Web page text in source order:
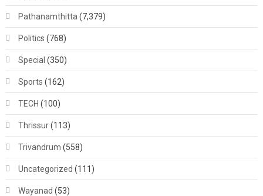
Pathanamthitta (7,379)
Politics (768)
Special (350)
Sports (162)
TECH (100)
Thrissur(113)
Trivandrum (558)
Uncategorized (111)
Wayanad (53)